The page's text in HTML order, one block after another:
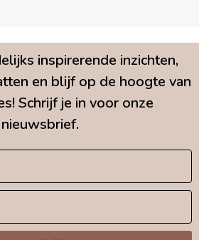
inspirerende inzichten,
en blijf op de hoogte van
Schrijf je in voor onze
nieuwsbrief.